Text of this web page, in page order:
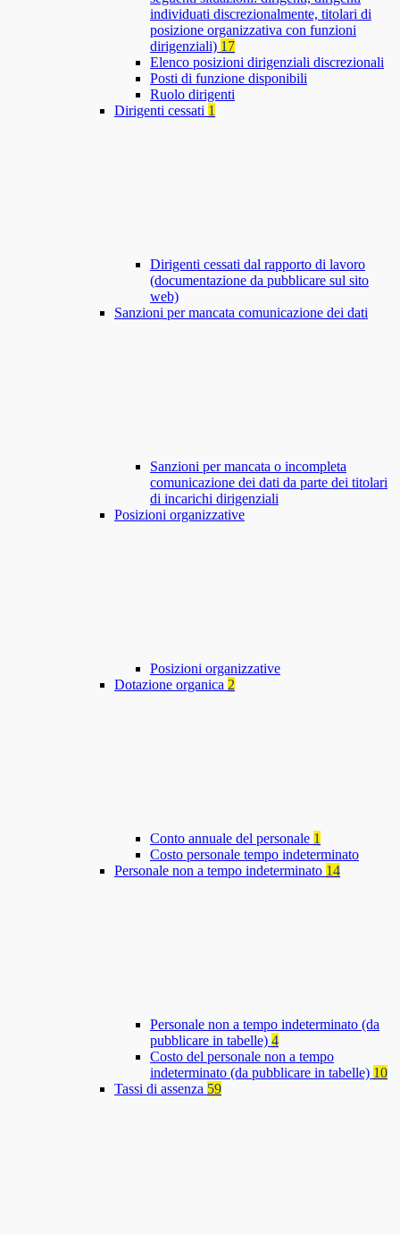
individuati discrezionalmente, titolari di
posizione organizzativa con funzioni
dirigenziali) 17
Elenco posizioni dirigenziali discrezionali
Posti di funzione disponibili
Ruolo dirigenti
Dirigenti cessati 1
Dirigenti cessati dal rapporto di lavoro
(documentazione da pubblicare sul sito
web)
Sanzioni per mancata comunicazione dei dati
Sanzioni per mancata o incompleta
comunicazione dei dati da parte dei titolari
di incarichi dirigenziali
Posizioni organizzative
Posizioni organizzative
Dotazione organica 2
Conto annuale del personale 1
Costo personale tempo indeterminato
Personale non a tempo indeterminato 14
Personale non a tempo indeterminato (da
pubblicare in tabelle) 4
Costo del personale non a tempo
indeterminato (da pubblicare in tabelle) 10
Tassi di assenza 59